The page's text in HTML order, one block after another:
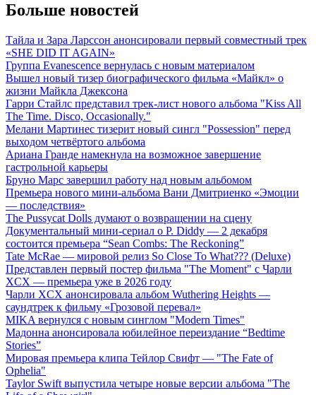
Больше новостей
Тайла и Зара Ларссон анонсировали первый совместный трек
«SHE DID IT AGAIN»
Группа Evanescence вернулась с новым материалом
Вышел новый тизер биографического фильма «Майкл» о
жизни Майкла Джексона
Гарри Стайлс представил трек-лист нового альбома "Kiss All
The Time. Disco, Occasionally."
Мелани Мартинес тизерит новый сингл "Possession" перед
выходом четвёртого альбома
Ариана Гранде намекнула на возможное завершение
гастрольной карьеры
Бруно Марс завершил работу над новым альбомом
Премьера нового мини-альбома Вани Дмитриенко «Эмоции
— последствия»
The Pussycat Dolls думают о возвращении на сцену
Документальный мини-сериал о P. Diddy — 2 декабря
состоится премьера “Sean Combs: The Reckoning”
Tate McRae — мировой релиз So Close To What??? (Deluxe)
Представлен первый постер фильма "The Moment" с Чарли
XCX — премьера уже в 2026 году
Чарли XCX анонсировала альбом Wuthering Heights —
саундтрек к фильму «Грозовой перевал»
MIKA вернулся с новым синглом "Modern Times"
Мадонна анонсировала юбилейное переиздание “Bedtime
Stories”
Мировая премьера клипа Тейлор Свифт — "The Fate of
Ophelia"
Taylor Swift выпустила четыре новые версии альбома "The